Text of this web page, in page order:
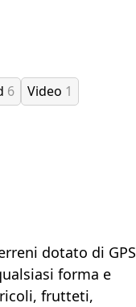
6 Video 1
dotato di GPS
forma e
frutteti,